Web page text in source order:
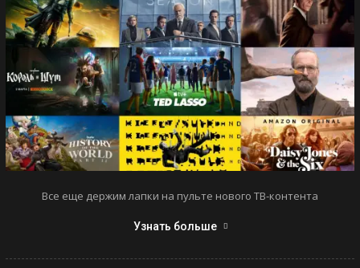
Все еще держим лапки на пульте нового ТВ-контента
Узнать больше